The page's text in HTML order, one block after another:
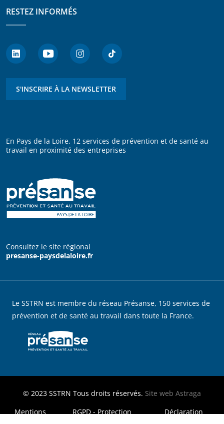
RESTEZ INFORMÉS
S'INSCRIRE À LA NEWSLETTER
En Pays de la Loire, 12 services de prévention et de santé au
travail en proximité des entreprises
Consultez le site régional
presanse-paysdelaloire.fr
Le SSTRN est membre du réseau Présanse, 150 services de
prévention et de santé au travail dans toute la France.
© 2023 SSTRN Tous droits réservés. Site web Astraga
MENU FOOTER LEGAL
Mentions
RGPD - Protection
Déclaration